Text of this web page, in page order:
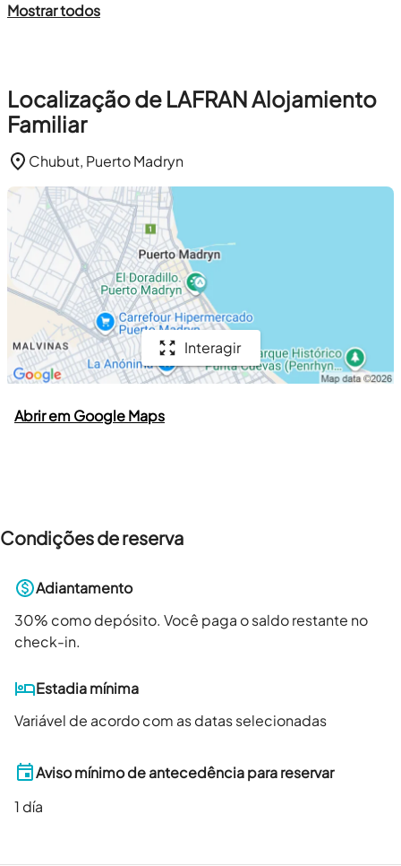
Mostrar todos
Localização de LAFRAN Alojamiento
Familiar
Chubut, Puerto Madryn
Interagir
Abrir em Google Maps
Condições de reserva
Adiantamento
30% como depósito. Você paga o saldo restante no
check-in.
Estadia mínima
Variável de acordo com as datas selecionadas
Aviso mínimo de antecedência para reservar
1 día